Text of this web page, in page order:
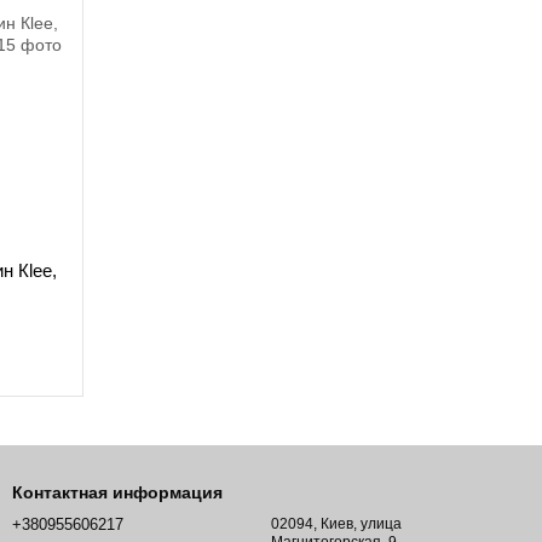
Кlee,
Контактная информация
+380955606217
02094, Киев, улица